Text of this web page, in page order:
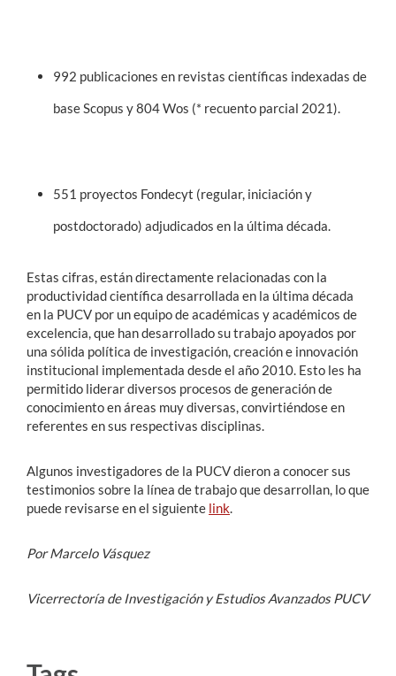
992 publicaciones en revistas científicas indexadas de
base Scopus y 804 Wos (* recuento parcial 2021).
551 proyectos Fondecyt (regular, iniciación y
postdoctorado) adjudicados en la última década.
Estas cifras, están directamente relacionadas con la
productividad científica desarrollada en la última década
en la PUCV por un equipo de académicas y académicos de
excelencia, que han desarrollado su trabajo apoyados por
una sólida política de investigación, creación e innovación
institucional implementada desde el año 2010. Esto les ha
permitido liderar diversos procesos de generación de
conocimiento en áreas muy diversas, convirtiéndose en
referentes en sus respectivas disciplinas.
Algunos investigadores de la PUCV dieron a conocer sus
testimonios sobre la línea de trabajo que desarrollan, lo que
puede revisarse en el siguiente link.
Por Marcelo Vásquez
Vicerrectoría de Investigación y Estudios Avanzados PUCV